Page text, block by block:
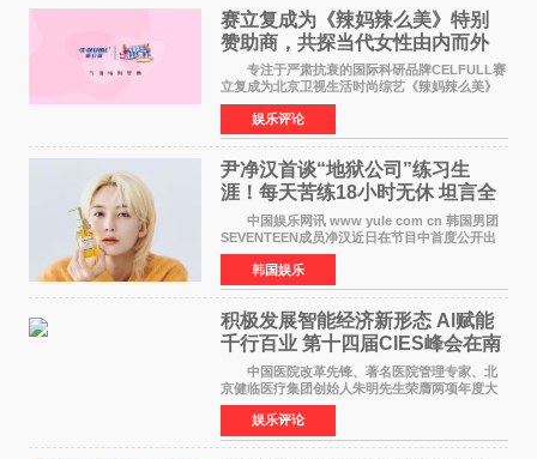
赛立复成为《辣妈辣么美》特别
赞助商，共探当代女性由内而外
活力美
专注于严肃抗衰的国际科研品牌CELFULL赛
立复成为北京卫视生活时尚综艺《辣妈辣么美》
的特别赞助商,明星辣妈袁咏仪倾情参与，向广大
都市女性传递健康生活新主张，寄语当代女性在
家庭与自我之间
娱乐评论
尹净汉首谈“地狱公司”练习生
涯！每天苦练18小时无休 坦言全
靠成员撑过来
中国娱乐网讯 www yule com cn 韩国男团
SEVENTEEN成员净汉近日在节目中首度公开出
道前的残酷练习生经历，并提及经纪公司Pledis
娱乐，引发广泛关注。 在8月2日播出的日本
TBS综艺节目《周
韩国娱乐
积极发展智能经济新形态 Al赋能
千行百业 第十四届CIES峰会在南
京盛大召开
中国医院改革先锋、著名医院管理专家、北
京健临医疗集团创始人朱明先生荣膺两项年度大
奖 2026年7月31日，盛夏金陵，长江之畔，
以重落地·真务实·强链接为主题的2026&lsquo;人
工智能+&rsquo
娱乐评论